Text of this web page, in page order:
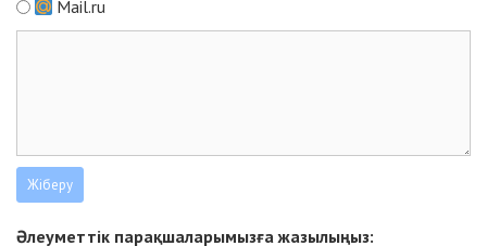
Mail.ru
Әлеуметтік парақшаларымызға жазылыңыз: